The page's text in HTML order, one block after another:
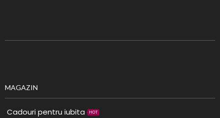
MAGAZIN
Cadouri pentru iubita HOT